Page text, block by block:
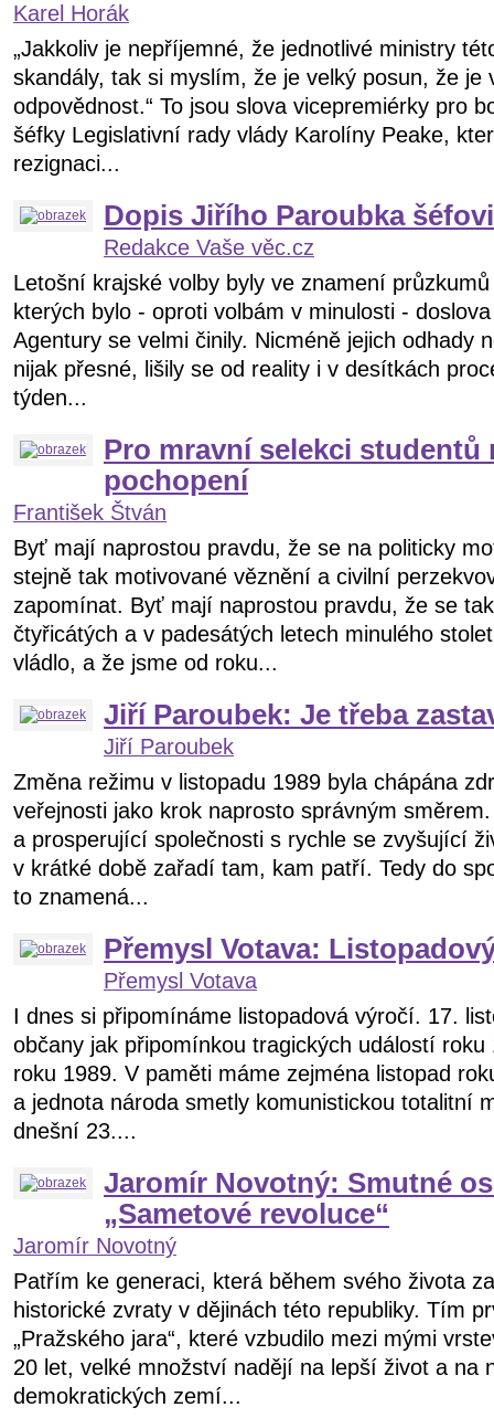
Karel Horák
„Jakkoliv je nepříjemné, že jednotlivé ministry
skandály, tak si myslím, že je velký posun, že je
odpovědnost.“ To jsou slova vicepremiérky pro
šéfky Legislativní rady vlády Karolíny Peake,
rezignaci...
Dopis Jiřího Paroubka
Redakce Vaše věc.cz
Letošní krajské volby byly ve znamení
kterých bylo - oproti volbám v minulosti -
Agentury se velmi činily. Nicméně jejich odhady
nijak přesné, lišily se od reality i v desítkách
týden...
Pro mravní selekci studentů
pochopení
František Štván
Byť mají naprostou pravdu, že se na politicky
stejně tak motivované věznění a civilní
zapomínat. Byť mají naprostou pravdu, že se
čtyřicátých a v padesátých letech minulého
vládlo, a že jsme od roku...
Jiří Paroubek: Je třeba
Jiří Paroubek
Změna režimu v listopadu 1989 byla chápána
veřejnosti jako krok naprosto správným
a prosperující společnosti s rychle se zvyšující
v krátké době zařadí tam, kam patří. Tedy do
to znamená...
Přemysl Votava:
Přemysl Votava
I dnes si připomínáme listopadová výročí. 17.
občany jak připomínkou tragických událostí roku
roku 1989. V paměti máme zejména listopad
a jednota národa smetly komunistickou totalitní
dnešní 23....
Jaromír Novotný: Smutné
„Sametové revoluce“
Jaromír Novotný
Patřím ke generaci, která během svého života
historické zvraty v dějinách této republiky. Tím
„Pražského jara“, které vzbudilo mezi mými
20 let, velké množství nadějí na lepší život a na
demokratických zemí...